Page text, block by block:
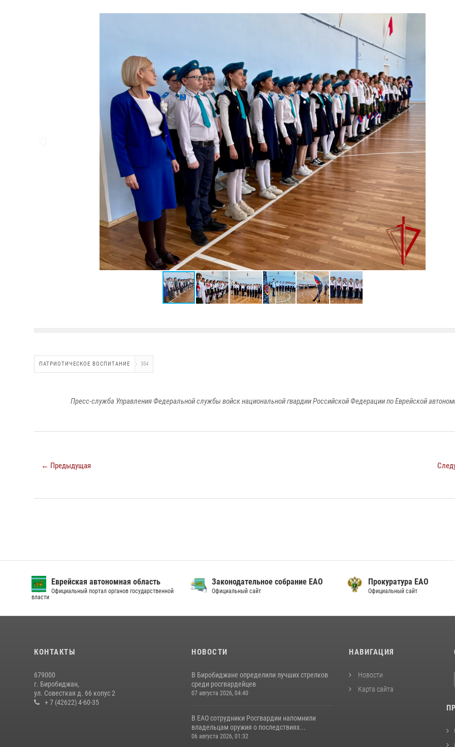
ПАТРИОТИЧЕСКОЕ ВОСПИТАНИЕ 354
Пресс-служба Управления Федеральной службы войск национальной гвардии Российской Федерации по Еврейской
← Предыдущая
Еврейская автономная область
Официальный портал органов государственной
власти
Законодательное собрание ЕАО
Официальный сайт
Прокуратура ЕАО
Официальный сайт
КОНТАКТЫ
679000
г. Биробиджан,
ул. Совесткая д. 66 копус 2
+ 7 (42622) 4-60-35
НОВОСТИ
В Биробиджане определили лучших стрелков
среди росгвардейцев
07 августа 2026, 04:40
В ЕАО сотрудники Росгвардии напомнили
владельцам оружия о последствиях...
06 августа 2026, 01:32
НАВИГАЦИЯ
Новости
Карта сайта